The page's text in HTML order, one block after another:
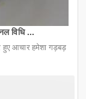
विधि ...
आचार हमेशा गड़बड़